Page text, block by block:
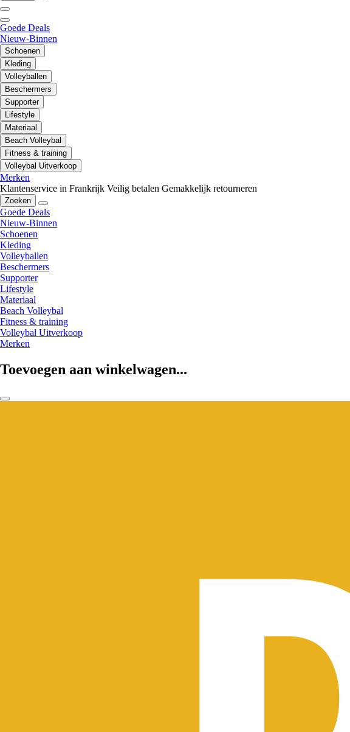
Goede Deals
Nieuw-Binnen
Schoenen
Kleding
Volleyballen
Beschermers
Supporter
Lifestyle
Materiaal
Beach Volleybal
Fitness & training
Volleybal Uitverkoop
Merken
Klantenservice in Frankrijk Veilig betalen Gemakkelijk retourneren
Zoeken
Goede Deals
Nieuw-Binnen
Schoenen
Kleding
Volleyballen
Beschermers
Supporter
Lifestyle
Materiaal
Beach Volleybal
Fitness & training
Volleybal Uitverkoop
Merken
Toevoegen aan winkelwagen...